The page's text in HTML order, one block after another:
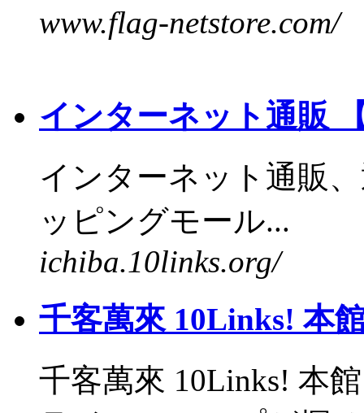
www.flag-netstore.com/
インターネット通販
インターネット通販
ッピングモール...
ichiba.10links.org/
千客萬來 10Links! 本
千客萬來 10Links! 本